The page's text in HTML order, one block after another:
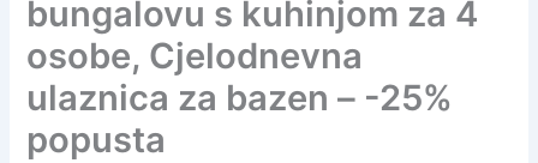
bungalovu s kuhinjom za 4
osobe, Cjelodnevna
ulaznica za bazen – -25%
popusta